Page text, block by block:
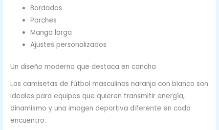
Bordados
Parches
Manga larga
Ajustes personalizados
Un diseño moderno que destaca en cancha
Las camisetas de fútbol masculinas naranja con blanco son
ideales para equipos que quieren transmitir energía,
dinamismo y una imagen deportiva diferente en cada
encuentro.